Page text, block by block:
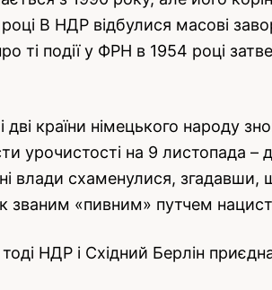
В НДР відбулися масові
ті події у ФРН в 1954 році
дві країни німецького народу
урочистості на 9 листопада –
влади схаменулися, згадавши,
«пивним» путчем
НДР і Східний Берлін